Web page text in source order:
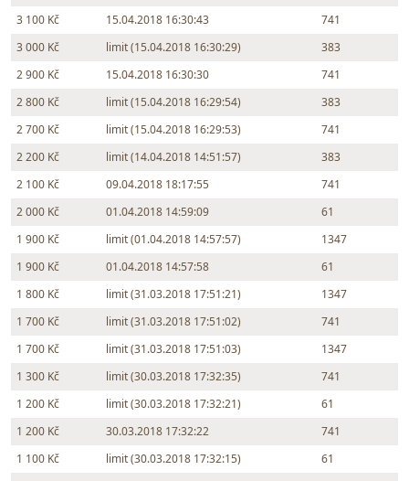
3 100 Kč
15.04.2018 16:30:43
741
3 000 Kč
limit (15.04.2018 16:30:29)
383
2 900 Kč
15.04.2018 16:30:30
741
2 800 Kč
limit (15.04.2018 16:29:54)
383
2 700 Kč
limit (15.04.2018 16:29:53)
741
2 200 Kč
limit (14.04.2018 14:51:57)
383
2 100 Kč
09.04.2018 18:17:55
741
2 000 Kč
01.04.2018 14:59:09
61
1 900 Kč
limit (01.04.2018 14:57:57)
1347
1 900 Kč
01.04.2018 14:57:58
61
1 800 Kč
limit (31.03.2018 17:51:21)
1347
1 700 Kč
limit (31.03.2018 17:51:02)
741
1 700 Kč
limit (31.03.2018 17:51:03)
1347
1 300 Kč
limit (30.03.2018 17:32:35)
741
1 200 Kč
limit (30.03.2018 17:32:21)
61
1 200 Kč
30.03.2018 17:32:22
741
1 100 Kč
limit (30.03.2018 17:32:15)
61